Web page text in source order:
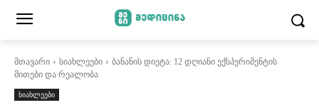
მთავარი სიახლეები
ბანანის დიეტა: 12 დღიანი ექსპერიმენტის
მითები და რეალობა
სიახლეები